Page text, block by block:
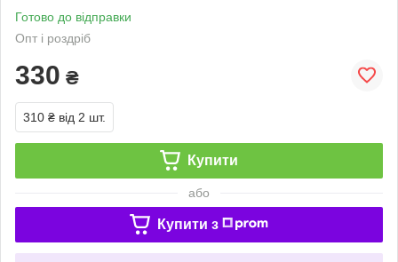
Готово до відправки
Опт і роздріб
330 ₴
310 ₴ від 2 шт.
Купити
або
Купити з